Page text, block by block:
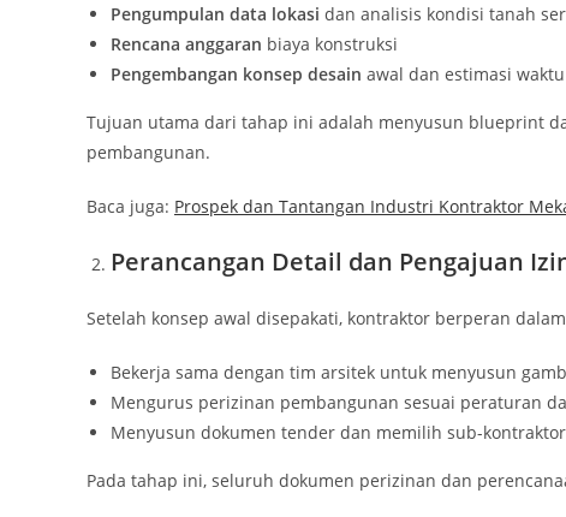
Pengumpulan data lokasi dan analisis kondisi tanah
Rencana anggaran biaya konstruksi
Pengembangan konsep desain awal dan estimasi
Tujuan utama dari tahap ini adalah menyusun blueprint
pembangunan.
Baca juga: Prospek dan Tantangan Industri Kontraktor
Perancangan Detail dan Pengajuan
Setelah konsep awal disepakati, kontraktor berperan
Bekerja sama dengan tim arsitek untuk menyusun
Mengurus perizinan pembangunan sesuai peraturan
Menyusun dokumen tender dan memilih sub-
Pada tahap ini, seluruh dokumen perizinan dan